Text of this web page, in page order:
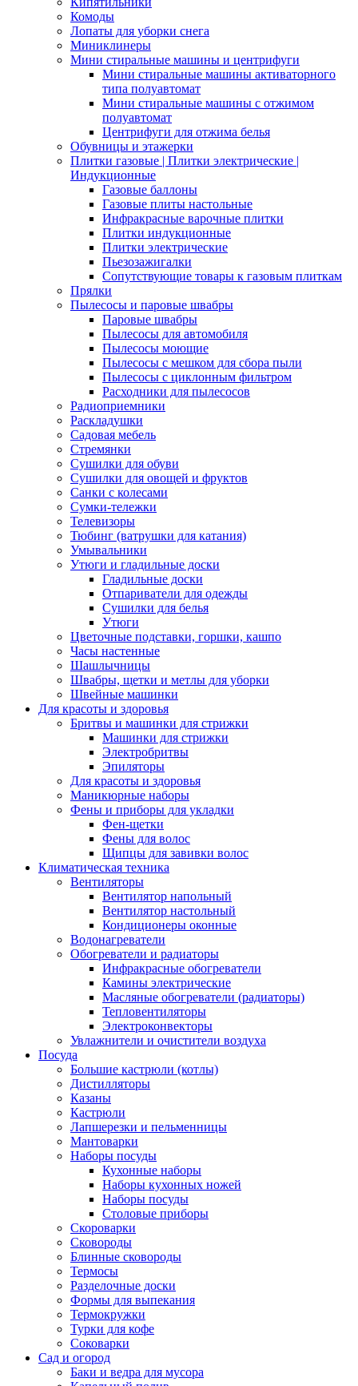
Комоды
Лопаты для уборки снега
Миниклинеры
Мини стиральные машины и центрифуги
Мини стиральные машины активаторного
типа полуавтомат
Мини стиральные машины с отжимом
полуавтомат
Центрифуги для отжима белья
Обувницы и этажерки
Плитки газовые | Плитки электрические |
Индукционные
Газовые баллоны
Газовые плиты настольные
Инфракрасные варочные плитки
Плитки индукционные
Плитки электрические
Пьезозажигалки
Сопутствующие товары к газовым плиткам
Прялки
Пылесосы и паровые швабры
Паровые швабры
Пылесосы для автомобиля
Пылесосы моющие
Пылесосы с мешком для сбора пыли
Пылесосы с циклонным фильтром
Расходники для пылесосов
Радиоприемники
Раскладушки
Садовая мебель
Стремянки
Сушилки для обуви
Сушилки для овощей и фруктов
Санки с колесами
Сумки-тележки
Телевизоры
Тюбинг (ватрушки для катания)
Умывальники
Утюги и гладильные доски
Гладильные доски
Отпариватели для одежды
Сушилки для белья
Утюги
Цветочные подставки, горшки, кашпо
Часы настенные
Шашлычницы
Швабры, щетки и метлы для уборки
Швейные машинки
Для красоты и здоровья
Бритвы и машинки для стрижки
Машинки для стрижки
Электробритвы
Эпиляторы
Для красоты и здоровья
Маникюрные наборы
Фены и приборы для укладки
Фен-щетки
Фены для волос
Щипцы для завивки волос
Климатическая техника
Вентиляторы
Вентилятор напольный
Вентилятор настольный
Кондиционеры оконные
Водонагреватели
Обогреватели и радиаторы
Инфракрасные обогреватели
Камины электрические
Масляные обогреватели (радиаторы)
Тепловентиляторы
Электроконвекторы
Увлажнители и очистители воздуха
Посуда
Большие кастрюли (котлы)
Дистилляторы
Казаны
Кастрюли
Лапшерезки и пельменницы
Мантоварки
Наборы посуды
Кухонные наборы
Наборы кухонных ножей
Наборы посуды
Столовые приборы
Скороварки
Сковороды
Блинные сковороды
Термосы
Разделочные доски
Формы для выпекания
Термокружки
Турки для кофе
Соковарки
Сад и огород
Баки и ведра для мусора